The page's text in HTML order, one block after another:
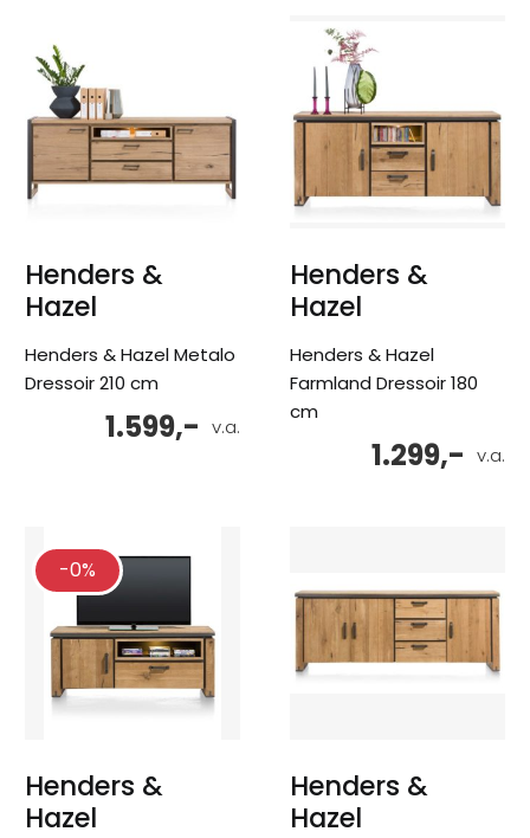
Henders &
Hazel
Henders & Hazel Metalo
Dressoir 210 cm
v.a.
1.599,-
Henders &
Hazel
Henders & Hazel
Farmland Dressoir 180
cm
v.a.
1.299,-
-0%
Henders &
Hazel
Henders &
Hazel